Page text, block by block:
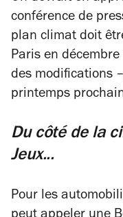
conférence de
plan climat doit
Paris en
des modifications
printemps
Du côté de la
Jeux...
Pour les